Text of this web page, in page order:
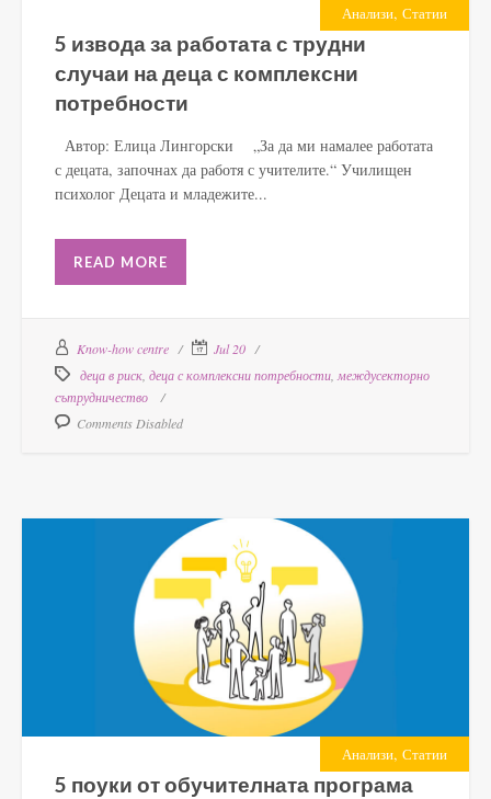
Анализи, Статии
5 извода за работата с трудни
случаи на деца с комплексни
потребности
Автор: Елица Лингорски „За да ми намалее работата
с децата, започнах да работя с учителите.“ Училищен
психолог Децата и младежите...
READ MORE
Know-how centre
Jul 20
деца в риск деца с комплексни потребности междусекторно
сътрудничество
Comments Disabled
Анализи, Статии
5 поуки от обучителната програма